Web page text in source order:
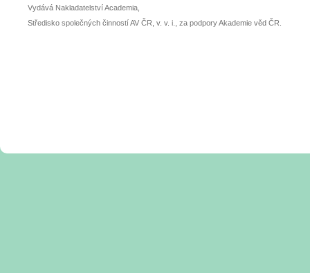
Vydává Nakladatelství Academia,
Středisko společných činností AV ČR, v. v. i., za podpory Akademie věd ČR.